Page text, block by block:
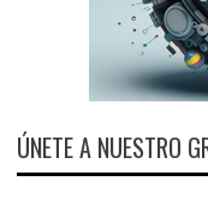
ÚNETE A NUESTRO